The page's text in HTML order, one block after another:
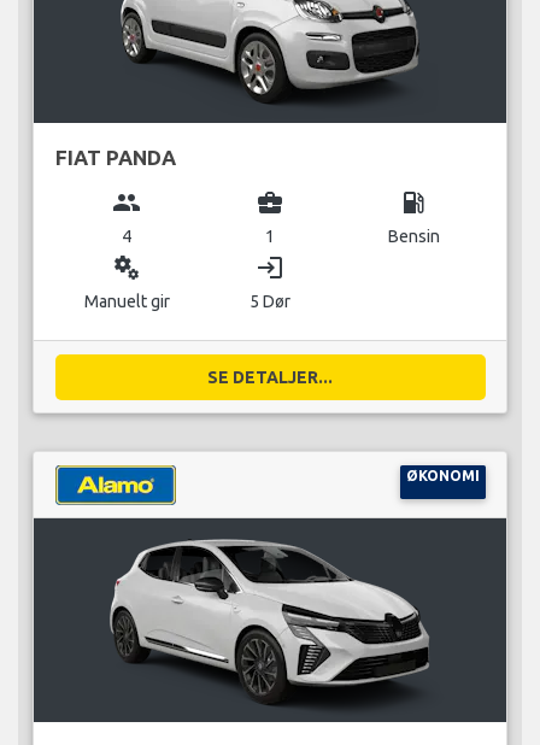
FIAT PANDA
group
4
business_center
1
local_gas_station
Bensin
miscellaneous_services
Manuelt gir
login
5 Dør
SE DETALJER...
ØKONOMI